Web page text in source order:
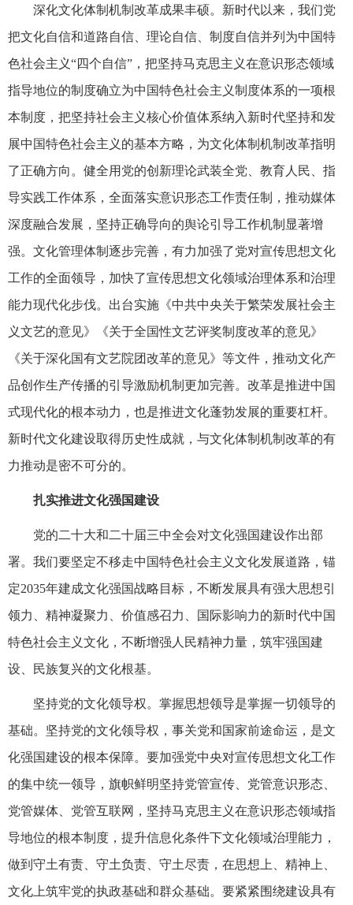
深化文化体制机制改革成果丰硕。新时代以来，我们党
把文化自信和道路自信、理论自信、制度自信并列为中国特
色社会主义“四个自信”，把坚持马克思主义在意识形态领域
指导地位的制度确立为中国特色社会主义制度体系的一项根
本制度，把坚持社会主义核心价值体系纳入新时代坚持和发
展中国特色社会主义的基本方略，为文化体制机制改革指明
了正确方向。健全用党的创新理论武装全党、教育人民、指
导实践工作体系，全面落实意识形态工作责任制，推动媒体
深度融合发展，坚持正确导向的舆论引导工作机制显著增
强。文化管理体制逐步完善，有力加强了党对宣传思想文化
工作的全面领导，加快了宣传思想文化领域治理体系和治理
能力现代化步伐。出台实施《中共中央关于繁荣发展社会主
义文艺的意见》《关于全国性文艺评奖制度改革的意见》
《关于深化国有文艺院团改革的意见》等文件，推动文化产
品创作生产传播的引导激励机制更加完善。改革是推进中国
式现代化的根本动力，也是推进文化蓬勃发展的重要杠杆。
新时代文化建设取得历史性成就，与文化体制机制改革的有
力推动是密不可分的。
扎实推进文化强国建设
党的二十大和二十届三中全会对文化强国建设作出部
署。我们要坚定不移走中国特色社会主义文化发展道路，锚
定2035年建成文化强国战略目标，不断发展具有强大思想引
领力、精神凝聚力、价值感召力、国际影响力的新时代中国
特色社会主义文化，不断增强人民精神力量，筑牢强国建
设、民族复兴的文化根基。
坚持党的文化领导权。掌握思想领导是掌握一切领导的
基础。坚持党的文化领导权，事关党和国家前途命运，是文
化强国建设的根本保障。要加强党中央对宣传思想文化工作
的集中统一领导，旗帜鲜明坚持党管宣传、党管意识形态、
党管媒体、党管互联网，坚持马克思主义在意识形态领域指
导地位的根本制度，提升信息化条件下文化领域治理能力，
做到守土有责、守土负责、守土尽责，在思想上、精神上、
文化上筑牢党的执政基础和群众基础。要紧紧围绕建设具有